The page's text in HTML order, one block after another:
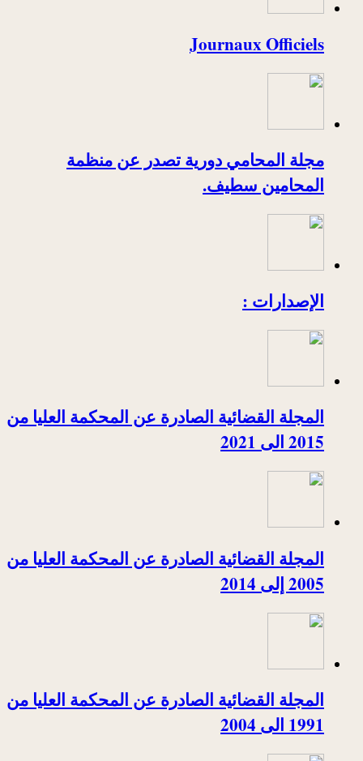
Journaux Officiels
مجلة المحامي دورية تصدر عن منظمة
المحامين سطيف.
الإصدارات :
المجلة القضائية الصادرة عن المحكمة العليا من
2015 الى 2021
المجلة القضائية الصادرة عن المحكمة العليا من
2005 إلى 2014
المجلة القضائية الصادرة عن المحكمة العليا من
1991 الى 2004